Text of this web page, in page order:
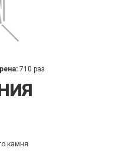
710 раз
камня